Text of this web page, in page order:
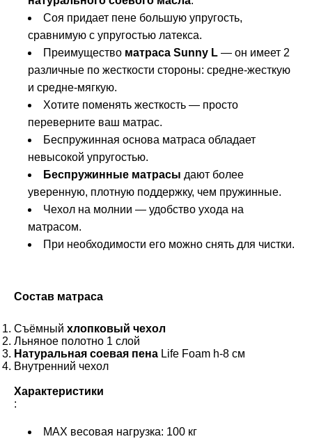
Соя придает пене большую упругость,
сравнимую с упругостью латекса.
Преимущество матраса Sunny L — он имеет 2
различные по жесткости стороны: средне-жесткую
и средне-мягкую.
Хотите поменять жесткость — просто
переверните ваш матрас.
Беспружинная основа матраса обладает
невысокой упругостью.
Беспружинные матрасы дают более
уверенную, плотную поддержку, чем пружинные.
Чехол на молнии — удобство ухода на
матрасом.
При необходимости его можно снять для чистки.
Состав матраса
Съёмный хлопковый чехол
Льняное полотно 1 слой
Натуральная соевая пена Life Foam h-8 см
Внутренний чехол
Характеристики
:
МАХ весовая нагрузка: 100 кг